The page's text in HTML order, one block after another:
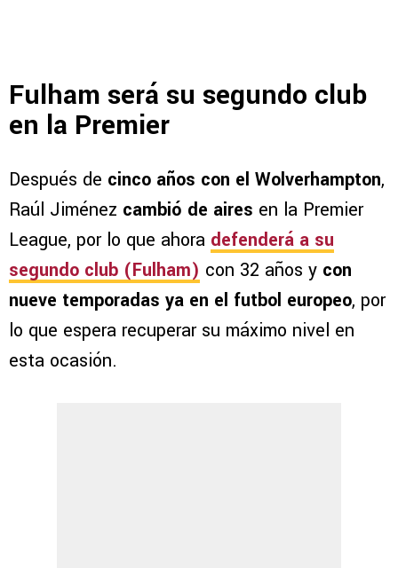
Fulham será su segundo club
en la Premier
Después de cinco años con el Wolverhampton,
Raúl Jiménez cambió de aires en la Premier
League, por lo que ahora defenderá a su
segundo club (Fulham) con 32 años y con
nueve temporadas ya en el futbol europeo, por
lo que espera recuperar su máximo nivel en
esta ocasión.